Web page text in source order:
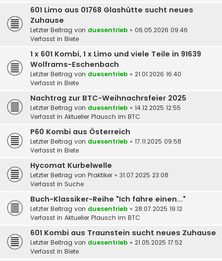
601 Limo aus 01768 Glashütte sucht neues
Zuhause
Letzter Beitrag von duesentrieb « 06.05.2026 09:46
Verfasst in Biete
1 x 601 Kombi, 1 x Limo und viele Teile in 91639
Wolframs-Eschenbach
Letzter Beitrag von duesentrieb « 21.01.2026 16:40
Verfasst in Biete
Nachtrag zur BTC-Weihnachrsfeier 2025
Letzter Beitrag von duesentrieb « 14.12.2025 12:55
Verfasst in Aktueller Plausch im BTC
P60 Kombi aus Österreich
Letzter Beitrag von duesentrieb « 17.11.2025 09:58
Verfasst in Biete
Hycomat Kurbelwelle
Letzter Beitrag von Praktiker « 31.07.2025 23:08
Verfasst in Suche
Buch-Klassiker-Reihe "Ich fahre einen..."
Letzter Beitrag von duesentrieb « 28.07.2025 19:12
Verfasst in Aktueller Plausch im BTC
601 Kombi aus Traunstein sucht neues Zuhause
Letzter Beitrag von duesentrieb « 21.05.2025 17:52
Verfasst in Biete